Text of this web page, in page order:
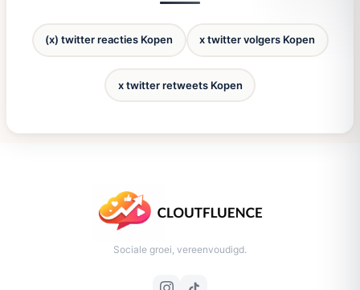
(x) twitter reacties Kopen x twitter volgers Kopen
x twitter retweets Kopen
Sociale groei, vereenvoudigd.